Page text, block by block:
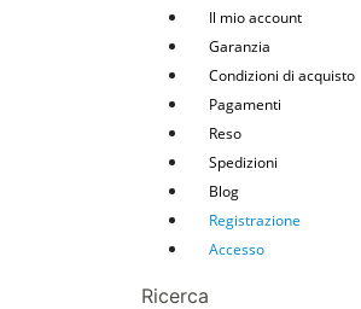
Il mio account
Garanzia
Condizioni di acquisto
Pagamenti
Reso
Spedizioni
Blog
Registrazione
Accesso
Ricerca